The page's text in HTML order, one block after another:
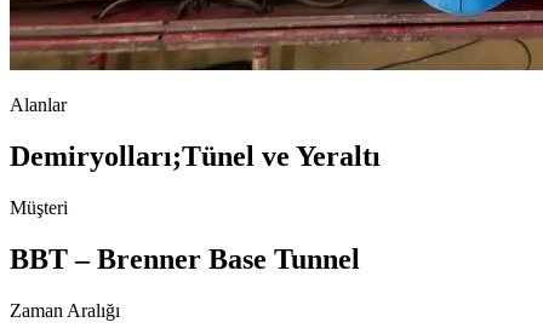
Alanlar
Demiryolları;Tünel ve Yeraltı
Müşteri
BBT – Brenner Base Tunnel
Zaman Aralığı